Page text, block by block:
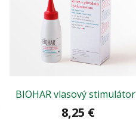
BIOHAR vlasový stimulátor
8,25 €